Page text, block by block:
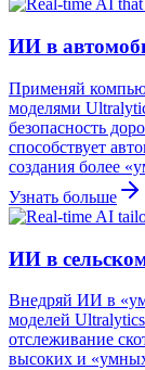
ИИ в
Применяй
моделями
безопасность
способствует
создания более
Узнать больше
ИИ в
Внедряй ИИ в
моделей
отслеживание
высоких и